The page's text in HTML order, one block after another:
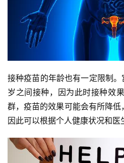
接种疫苗的年龄也有一定限制
岁之间接种，因为此时接种效
群，疫苗的效果可能会有所降低
因此可以根据个人健康状况和医